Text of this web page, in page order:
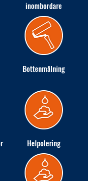
inombordare
Bottenmålning
Helpolering